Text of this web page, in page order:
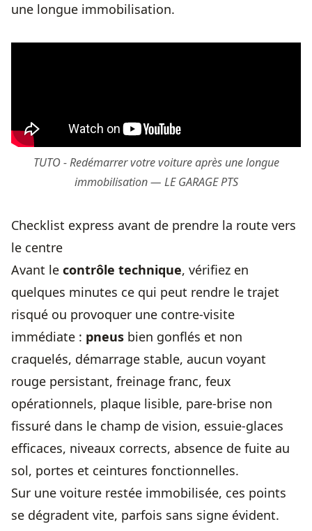
une longue immobilisation.
TUTO - Redémarrer votre voiture après une longue
immobilisation — LE GARAGE PTS
Checklist express avant de prendre la route vers
le centre
Avant le contrôle technique, vérifiez en
quelques minutes ce qui peut rendre le trajet
risqué ou provoquer une contre-visite
immédiate : pneus bien gonflés et non
craquelés, démarrage stable, aucun voyant
rouge persistant, freinage franc, feux
opérationnels, plaque lisible, pare-brise non
fissuré dans le champ de vision, essuie-glaces
efficaces, niveaux corrects, absence de fuite au
sol, portes et ceintures fonctionnelles.
Sur une voiture restée immobilisée, ces points
se dégradent vite, parfois sans signe évident.